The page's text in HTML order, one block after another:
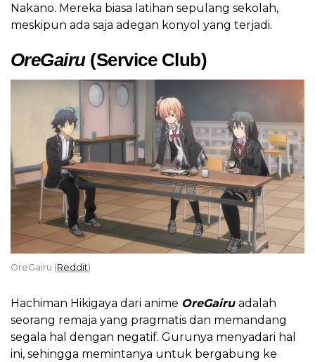
Nakano. Mereka biasa latihan sepulang sekolah,
meskipun ada saja adegan konyol yang terjadi.
OreGairu(Service Club)
OreGairu (Reddit)
Hachiman Hikigaya dari anime OreGairu adalah
seorang remaja yang pragmatis dan memandang
segala hal dengan negatif. Gurunya menyadari hal
ini, sehingga memintanya untuk bergabung ke